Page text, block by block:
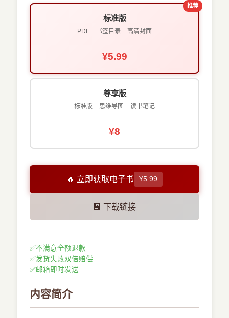
推荐
标准版
PDF + 书签目录 + 高清封面
¥5.99
尊享版
标准版 + 思维导图 + 读书笔记
¥8
🔥 立即获取电子书 ¥5.99
💾 下载链接
✅不满意全额退款
✅发货失败双倍赔偿
✅邮箱即时发送
内容简介